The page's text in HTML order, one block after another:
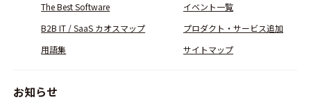
The Best Software
イベント一覧
B2B IT / SaaS カオスマップ
プロダクト・サービス追加
用語集
サイトマップ
お知らせ